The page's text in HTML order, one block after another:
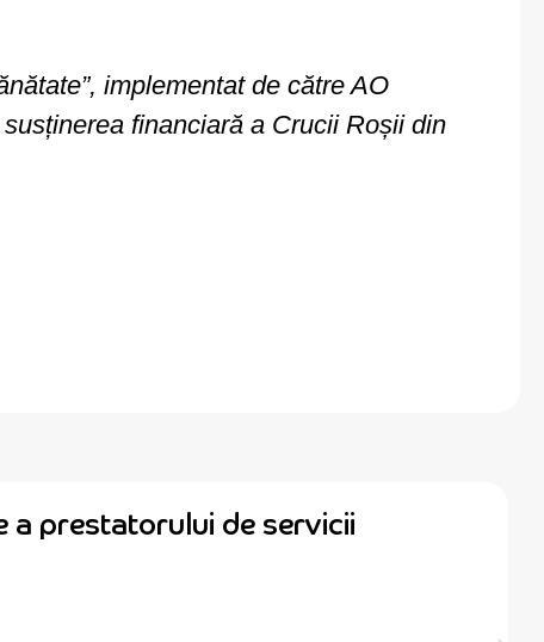
implementat de către AO
financiară a Crucii Roșii din
a prestatorului de servicii